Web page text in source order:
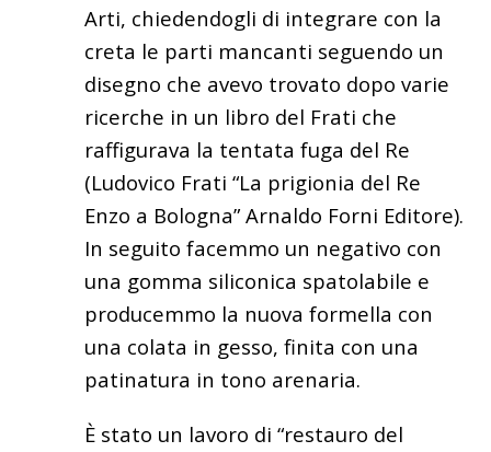
Arti, chiedendogli di integrare con la
creta le parti mancanti seguendo un
disegno che avevo trovato dopo varie
ricerche in un libro del Frati che
raffigurava la tentata fuga del Re
(Ludovico Frati “La prigionia del Re
Enzo a Bologna” Arnaldo Forni Editore).
In seguito facemmo un negativo con
una gomma siliconica spatolabile e
producemmo la nuova formella con
una colata in gesso, finita con una
patinatura in tono arenaria.
È stato un lavoro di “restauro del